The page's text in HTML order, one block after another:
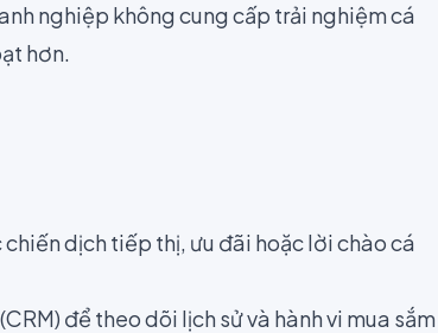
nghiệp không cung cấp trải nghiệm cá
hơn.
dịch tiếp thị, ưu đãi hoặc lời chào cá
để theo dõi lịch sử và hành vi mua sắm